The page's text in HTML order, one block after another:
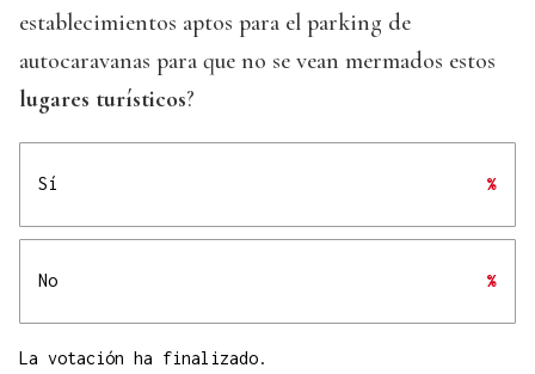
establecimientos aptos para el parking de
autocaravanas para que no se vean mermados estos
lugares turísticos?
Sí %
No %
La votación ha finalizado.